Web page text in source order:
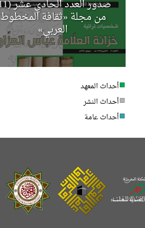
من مجلة «ثقافة المخطوط
العربي»
أحداث المعهد
أحداث النشر
أحداث عامة